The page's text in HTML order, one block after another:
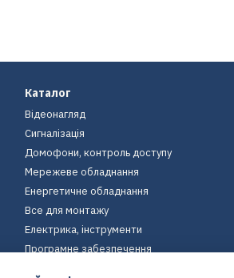
Каталог
Відеонагляд
Сигналізація
Домофони, контроль доступу
Мережеве обладнання
Енергетичне обладнання
Все для монтажу
Електрика, інструменти
Програмне забезпечення